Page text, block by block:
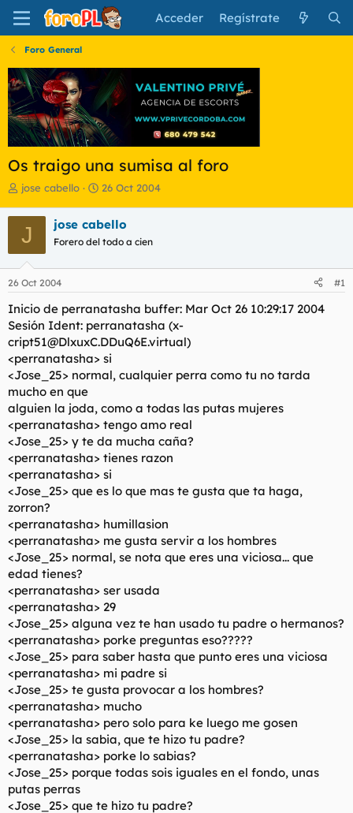
Acceder Regístrate
Foro General
Os traigo una sumisa al foro
I
i
i
a
d
o
d
e
l
t
e
a
jose cabello
F
h
a
e
i
c
i
o
26 Oct 2004
J jose cabello
Forero del todo a cien
26 Oct 2004 #1
Inicio de perranatasha buffer: Mar Oct 26 10:29:17 2004
Sesión Ident: perranatasha (x-
cript51@DlxuxC.DDuQ6E.virtual)
<perranatasha> si
<Jose_25> normal, cualquier perra como tu no tarda
mucho en que
alguien la joda, como a todas las putas mujeres
<perranatasha> tengo amo real
<Jose_25> y te da mucha caña?
<perranatasha> tienes razon
<perranatasha> si
<Jose_25> que es lo que mas te gusta que ta haga,
zorron?
<perranatasha> humillasion
<perranatasha> me gusta servir a los hombres
<Jose_25> normal, se nota que eres una viciosa... que
edad tienes?
<perranatasha> ser usada
<perranatasha> 29
<Jose_25> alguna vez te han usado tu padre o hermanos?
<perranatasha> porke preguntas eso?????
<Jose_25> para saber hasta que punto eres una viciosa
<perranatasha> mi padre si
<Jose_25> te gusta provocar a los hombres?
<perranatasha> mucho
<perranatasha> pero solo para ke luego me gosen
<Jose_25> la sabia, que te hizo tu padre?
<perranatasha> porke lo sabias?
<Jose_25> porque todas sois iguales en el fondo, unas
putas perras
<Jose_25> que te hizo tu padre?